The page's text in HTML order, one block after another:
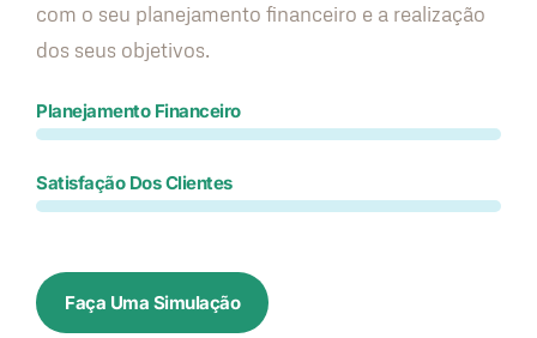
com o seu planejamento financeiro e a realização
dos seus objetivos.
Planejamento Financeiro
Satisfação Dos Clientes
Faça Uma Simulação